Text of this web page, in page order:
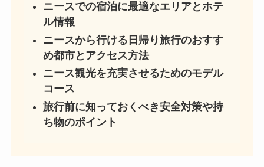
ニースでの宿泊に最適なエリアとホテ
ル情報
ニースから行ける日帰り旅行のおすす
め都市とアクセス方法
ニース観光を充実させるためのモデル
コース
旅行前に知っておくべき安全対策や持
ち物のポイント